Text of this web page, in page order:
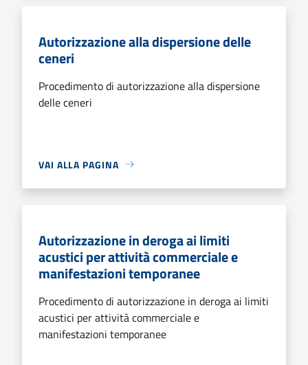
Autorizzazione alla dispersione delle
ceneri
Procedimento di autorizzazione alla dispersione
delle ceneri
VAI ALLA PAGINA
Autorizzazione in deroga ai limiti
acustici per attività commerciale e
manifestazioni temporanee
Procedimento di autorizzazione in deroga ai limiti
acustici per attività commerciale e
manifestazioni temporanee